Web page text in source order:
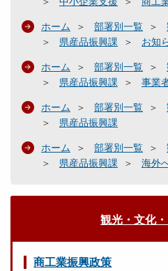
ホーム 部署別一覧
県産品振興課
お知
ホーム 部署別一覧
県産品振興課
事業
ホーム 部署別一覧
県産品振興課
ホーム 部署別一覧
県産品振興課
海外
観光・文化
商工業振興政策